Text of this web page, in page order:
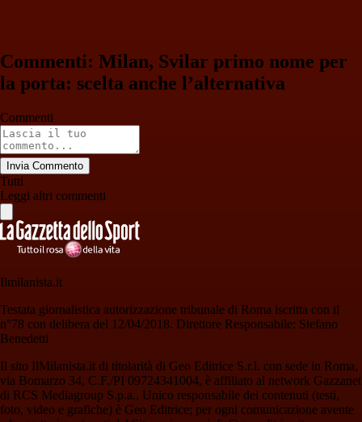
Commenti: Milan, Svilar primo nome per
la porta: scelta anche l’alternativa
Commenti
Invia Commento
Tutti
Leggi altri commenti
Ilmilanista.it
Testata giornalistica autorizzazione tribunale di Roma iscritta con il
n°78 con delibera del 12/04/2018. Direttore Responsabile: Stefano
Benedetti
Il sito IlMilanista.it di titolarità di Geo Editrice S.r.l. con sede in Roma,
via Bomarzo 34, C.F./PI 09724341004, è affiliato al network Gazzanet
di RCS Mediagroup S.p.a.. Unico responsabile dei contenuti (testi,
foto, video e grafiche) è Geo Editrice; per ogni comunicazione avente